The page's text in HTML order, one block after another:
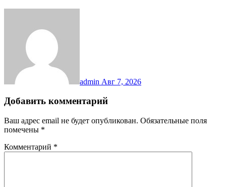
admin Авг 7, 2026
Добавить комментарий
Ваш адрес email не будет опубликован. Обязательные поля
помечены *
Комментарий *